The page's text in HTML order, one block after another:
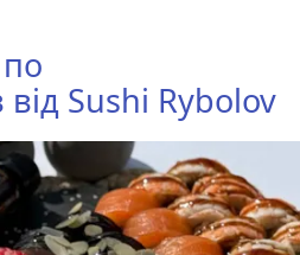
від Sushi Rybolov